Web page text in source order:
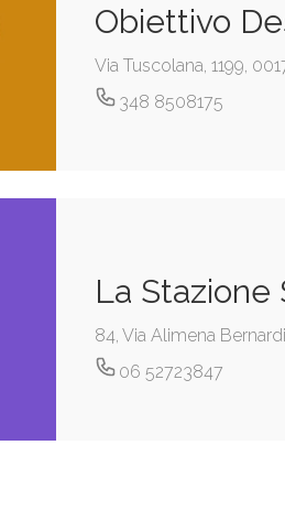
Obiettivo
Via Tuscolana, 1199,
348 8508175
La Stazione
84, Via Alimena
06 52723847